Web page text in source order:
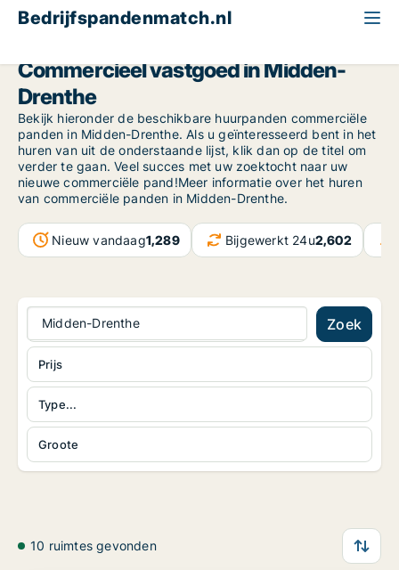
Bedrijfspandenmatch.nl
Commercieel vastgoed in Midden-
Drenthe
Bekijk hieronder de beschikbare huurpanden commerciële
panden in Midden-Drenthe. Als u geïnteresseerd bent in het
huren van uit de onderstaande lijst, klik dan op de titel om
verder te gaan. Veel succes met uw zoektocht naar uw
nieuwe commerciële pand!Meer informatie over het huren
van commerciële panden in Midden-Drenthe.
Nieuw vandaag1,289 Bijgewerkt 24u2,602
Midden-Drenthe Zoek
Type...
Groote
Prijs
10 ruimtes gevonden